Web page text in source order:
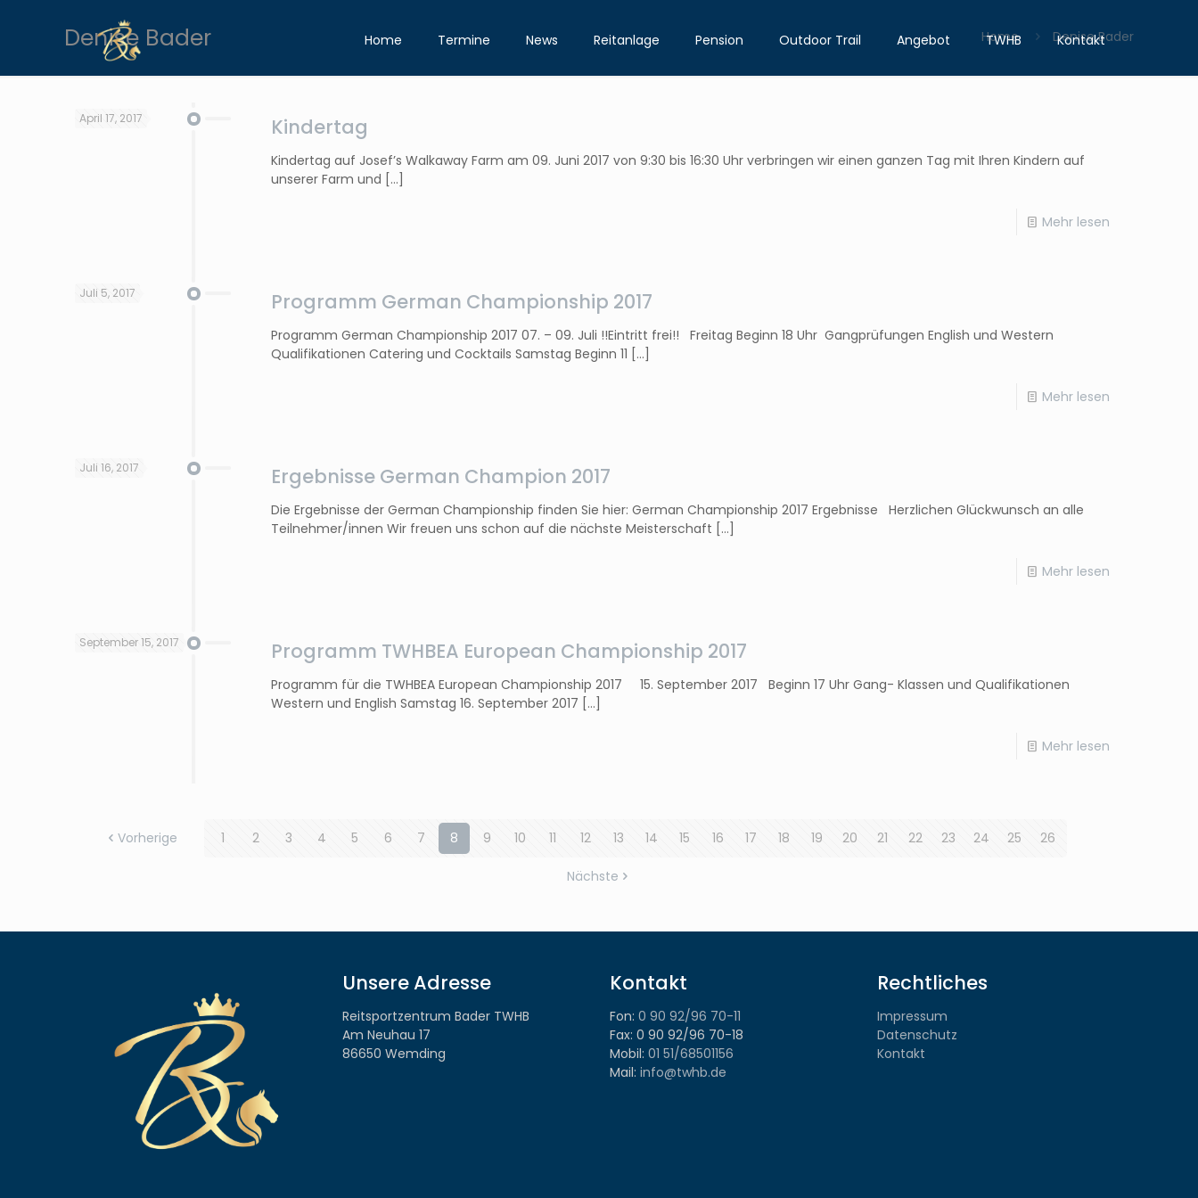
Home Termine News Reitanlage Pension Outdoor Trail Angebot TWHB Kontakt
Denise Bader Home Denise Bader
April 17, 2017 Kindertag
Kindertag auf Josef’s Walkaway Farm am 09. Juni 2017 von 9:30 bis 16:30 Uhr verbringen wir einen ganzen Tag mit Ihren Kindern auf
unserer Farm und […]
Mehr lesen
Juli 5, 2017 Programm German Championship 2017
Programm German Championship 2017 07. – 09. Juli !!Eintritt frei!! Freitag Beginn 18 Uhr Gangprüfungen English und Western
Qualifikationen Catering und Cocktails Samstag Beginn 11 […]
Mehr lesen
Juli 16, 2017 Ergebnisse German Champion 2017
Die Ergebnisse der German Championship finden Sie hier: German Championship 2017 Ergebnisse Herzlichen Glückwunsch an alle
Teilnehmer/innen Wir freuen uns schon auf die nächste Meisterschaft […]
Mehr lesen
September 15, 2017 Programm TWHBEA European Championship 2017
Programm für die TWHBEA European Championship 2017 15. September 2017 Beginn 17 Uhr Gang- Klassen und Qualifikationen
Western und English Samstag 16. September 2017 […]
Mehr lesen
Vorherige 1 2 3 4 5 6 7 8 9 10 11 12 13 14 15 16 17 18 19 20 21 22 23 24 25 26
Nächste
Unsere Adresse
Reitsportzentrum Bader TWHB
Am Neuhau 17
86650 Wemding
Kontakt
Fon: 0 90 92/96 70-11
Fax: 0 90 92/96 70-18
Mobil: 01 51/68501156
Mail: info@twhb.de
Rechtliches
Impressum
Datenschutz
Kontakt